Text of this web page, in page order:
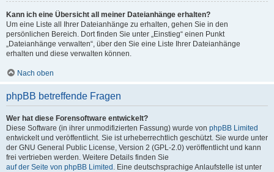
Kann ich eine Übersicht all meiner Dateianhänge erhalten?
Um eine Liste all Ihrer Dateianhänge zu erhalten, gehen Sie in den
persönlichen Bereich. Dort finden Sie unter „Einstieg“ einen Punkt
„Dateianhänge verwalten“, über den Sie eine Liste Ihrer Dateianhänge
erhalten und diese verwalten können.
Nach oben
phpBB betreffende Fragen
Wer hat diese Forensoftware entwickelt?
Diese Software (in ihrer unmodifizierten Fassung) wurde von phpBB Limited
entwickelt und veröffentlicht. Sie ist urheberrechtlich geschützt. Sie wurde unter
der GNU General Public License, Version 2 (GPL-2.0) veröffentlicht und kann
frei vertrieben werden. Weitere Details finden Sie
auf der Seite von phpBB Limited . Eine deutschsprachige Anlaufstelle ist unter